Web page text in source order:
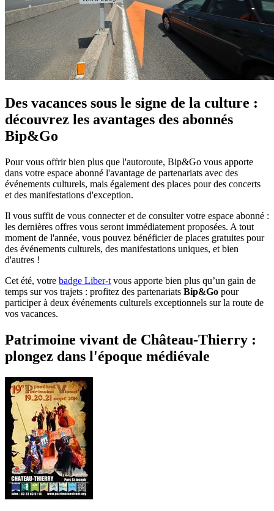
Des vacances sous le signe de la culture :
découvrez les avantages des abonnés
Bip&Go
Pour vous offrir bien plus que l'autoroute, Bip&Go vous apporte
dans votre espace abonné l'avantage de partenariats avec des
événements culturels, mais également des places pour des concerts
et des manifestations d'exception.
Il vous suffit de vous connecter et de consulter votre espace abonné :
les dernières offres vous seront immédiatement proposées. A tout
moment de l'année, vous pouvez bénéficier de places gratuites pour
des événements culturels, des manifestations uniques, et bien
d'autres !
Cet été, votre badge Liber-t vous apporte bien plus qu’un gain de
temps sur vos trajets : profitez des partenariats Bip&Go pour
participer à deux événements culturels exceptionnels sur la route de
vos vacances.
Patrimoine vivant de Château-Thierry :
plongez dans l'époque médiévale